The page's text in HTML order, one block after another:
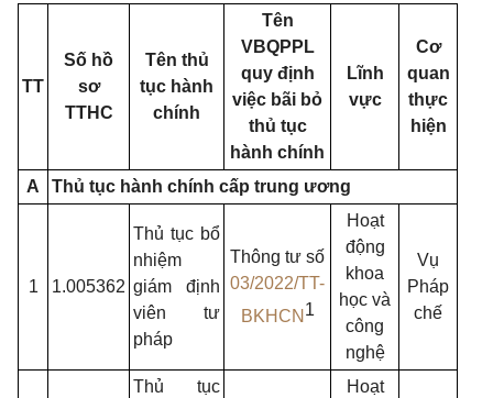
TT
Số hồ
sơ
TTHC
Tên thủ
tục hành
chính
Tên
VBQPPL
quy định
việc bãi bỏ
thủ tục
hành chính
Lĩnh
vực
Cơ
quan
thực
hiện
A Thủ tục hành chính cấp trung ương
1 1.005362
Thủ tục bổ
nhiệm
giám định
viên tư
pháp
Thông tư số
03/2022/TT-
BKHCN 1
Hoạt
động
khoa
học và
công
nghệ
Vụ
Pháp
chế
Thủ tục
Hoạt